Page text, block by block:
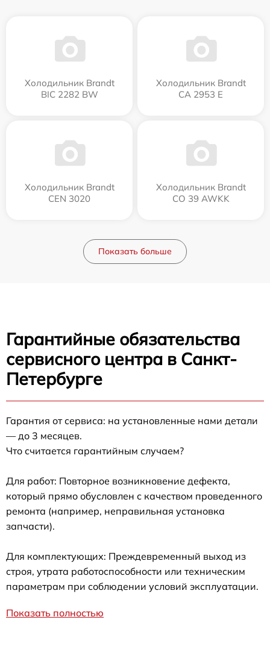
Холодильник Brandt
BIC 2282 BW
Холодильник Brandt
CA 2953 E
Холодильник Brandt
CEN 3020
Холодильник Brandt
CO 39 AWKK
Показать больше
Гарантийные обязательства
сервисного центра в Санкт-
Петербурге
Гарантия от сервиса: на установленные нами детали
— до 3 месяцев.
Что считается гарантийным случаем?
Для работ: Повторное возникновение дефекта,
который прямо обусловлен с качеством проведенного
ремонта (например, неправильная установка
запчасти).
Для комплектующих: Преждевременный выход из
строя, утрата работоспособности или техническим
параметрам при соблюдении условий эксплуатации.
Показать полностью